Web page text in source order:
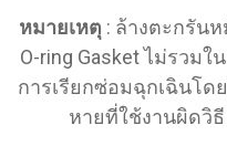
Hillkoff.shop หรือสายด่
082-7629258 เราเตรี
เวลา ไว้ใจฮิลล์คอฟฟ์ดู
เหมือนใหม่
หมายเหตุ : ล้างตะกรัน
O-ring Gasket ไม่รวม
การเรียกซ่อมฉุกเฉินโด
หายที่ใช้งานผิดวิ